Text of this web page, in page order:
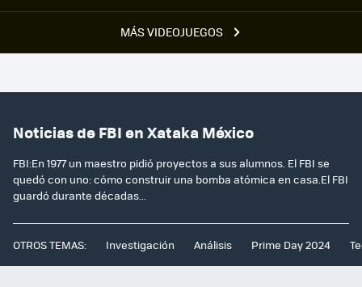
MÁS VIDEOJUEGOS
Noticias de FBI en Xataka México
FBI:En 1977 un maestro pidió proyectos a sus alumnos. El FBI se
quedó con uno: cómo construir una bomba atómica en casa.El FBI
guardó durante décadas...
OTROS TEMAS: Investigación Análisis Prime Day 2024